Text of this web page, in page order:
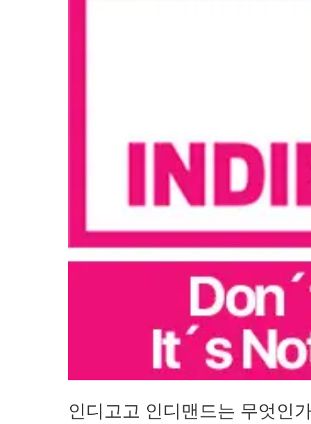
인디고고 인디맨드는 무엇인